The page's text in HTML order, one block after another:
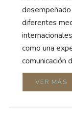
diferentes
como una
comunicación
VER MÁS